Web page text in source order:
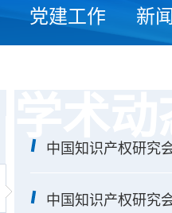
党建工作 新
中国知识产权研究
中国知识产权研究